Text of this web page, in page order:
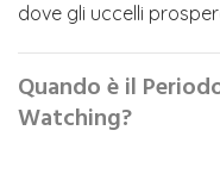
dove gli uccelli
Quando è il
Watching?